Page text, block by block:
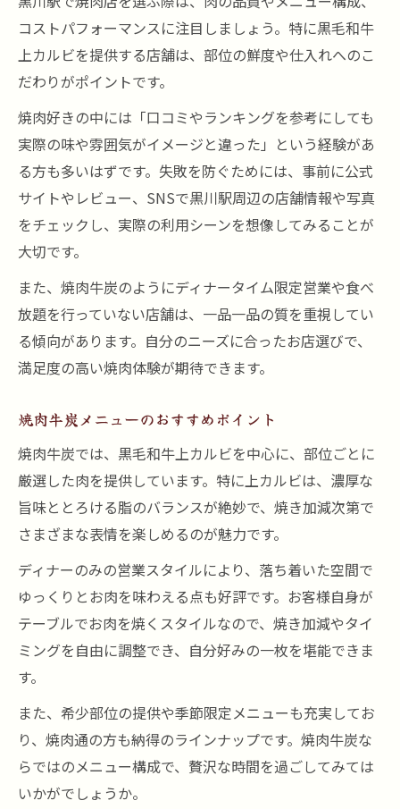
コストパフォーマンスに注目しましょう。特に黒毛和牛
上カルビを提供する店舗は、部位の鮮度や仕入れへのこ
だわりがポイントです。
焼肉好きの中には「口コミやランキングを参考にしても
実際の味や雰囲気がイメージと違った」という経験があ
る方も多いはずです。失敗を防ぐためには、事前に公式
サイトやレビュー、SNSで黒川駅周辺の店舗情報や写真
をチェックし、実際の利用シーンを想像してみることが
大切です。
また、焼肉牛炭のようにディナータイム限定営業や食べ
放題を行っていない店舗は、一品一品の質を重視してい
る傾向があります。自分のニーズに合ったお店選びで、
満足度の高い焼肉体験が期待できます。
焼肉牛炭メニューのおすすめポイント
焼肉牛炭では、黒毛和牛上カルビを中心に、部位ごとに
厳選した肉を提供しています。特に上カルビは、濃厚な
旨味ととろける脂のバランスが絶妙で、焼き加減次第で
さまざまな表情を楽しめるのが魅力です。
ディナーのみの営業スタイルにより、落ち着いた空間で
ゆっくりとお肉を味わえる点も好評です。お客様自身が
テーブルでお肉を焼くスタイルなので、焼き加減やタイ
ミングを自由に調整でき、自分好みの一枚を堪能できま
す。
また、希少部位の提供や季節限定メニューも充実してお
り、焼肉通の方も納得のラインナップです。焼肉牛炭な
らではのメニュー構成で、贅沢な時間を過ごしてみては
いかがでしょうか。